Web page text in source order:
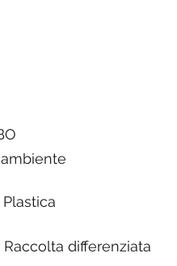
Plastica
Raccolta differenziata